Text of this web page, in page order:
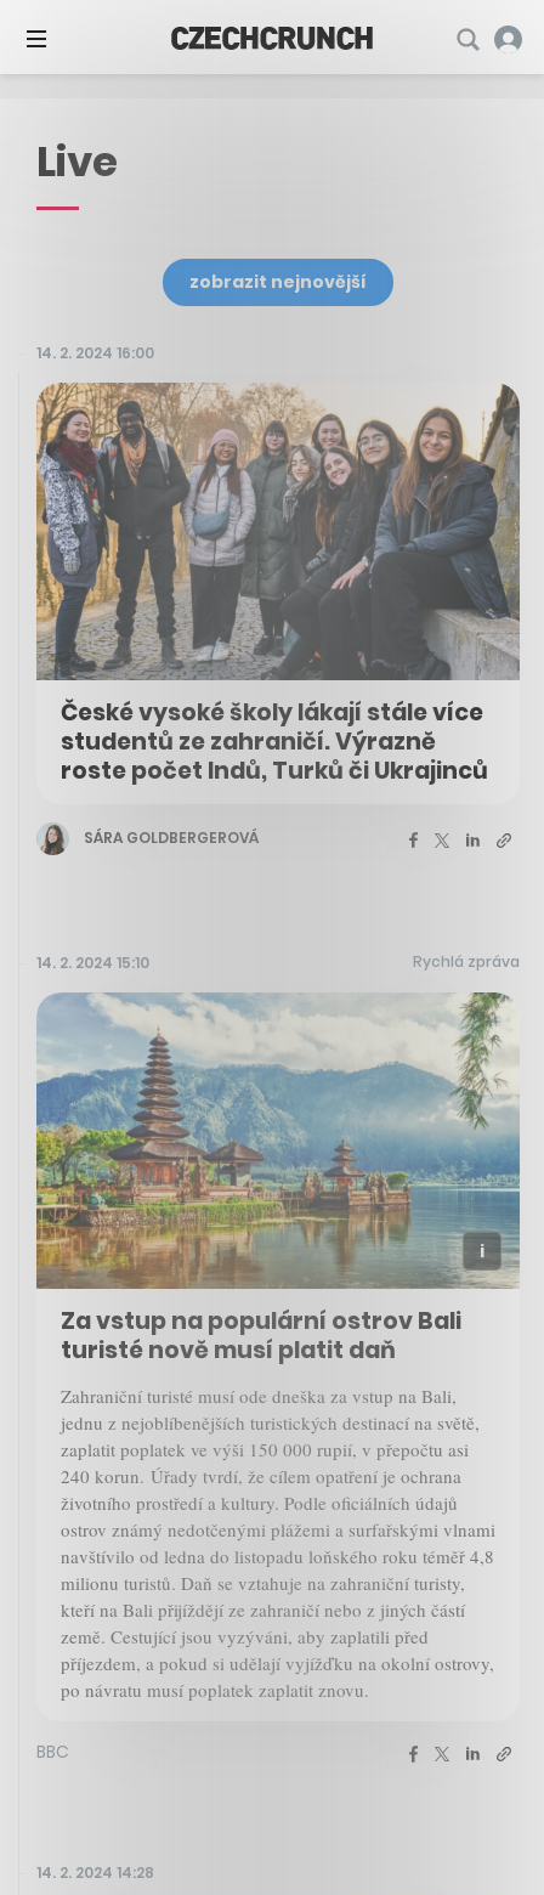
Live
zobrazit nejnovější
14. 2. 2024 16:00
České vysoké školy lákají stále více
studentů ze zahraničí. Výrazně
roste počet Indů, Turků či Ukrajinců
SÁRA GOLDBERGEROVÁ
14. 2. 2024 15:10 Rychlá zpráva
Za vstup na populární ostrov Bali
turisté nově musí platit daň
Zahraniční turisté musí ode dneška za vstup na Bali,
jednu z nejoblíbenějších turistických destinací na světě,
zaplatit poplatek ve výši 150 000 rupií, v přepočtu asi
240 korun. Úřady tvrdí, že cílem opatření je ochrana
životního prostředí a kultury. Podle oficiálních údajů
ostrov známý nedotčenými plážemi a surfařskými vlnami
navštívilo od ledna do listopadu loňského roku téměř 4,8
milionu turistů. Daň se vztahuje na zahraniční turisty,
kteří na Bali přijíždějí ze zahraničí nebo z jiných částí
země. Cestující jsou vyzýváni, aby zaplatili před
příjezdem, a pokud si udělají vyjížďku na okolní ostrovy,
po návratu musí poplatek zaplatit znovu.
BBC
14. 2. 2024 14:28